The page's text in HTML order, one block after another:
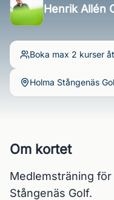
Henrik Allén
Boka max 2 kurser
Holma Stångenäs
Om kortet
Medlemsträning
Stångenäs Golf.